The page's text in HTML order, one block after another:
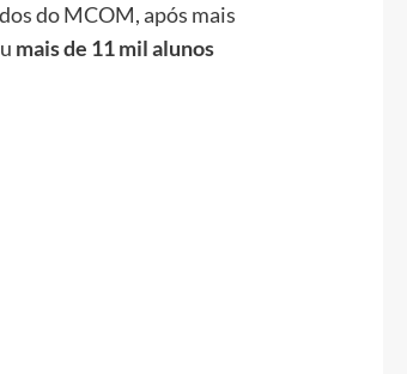
do MCOM, após mais
mais de 11 mil alunos